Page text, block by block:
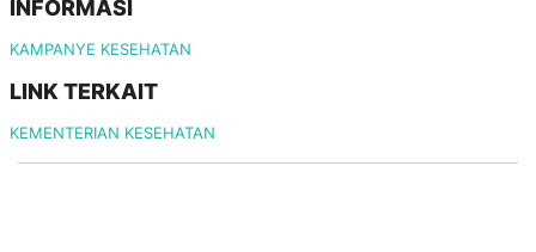
INFORMASI
KAMPANYE KESEHATAN
LINK TERKAIT
KEMENTERIAN KESEHATAN